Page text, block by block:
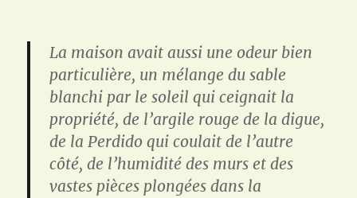
La maison avait aussi une odeur bien
particulière, un mélange du sable
blanchi par le soleil qui ceignait la
propriété, de l’argile rouge de la digue,
de la Perdido qui coulait de l’autre
côté, de l’humidité des murs et des
vastes pièces plongées dans la